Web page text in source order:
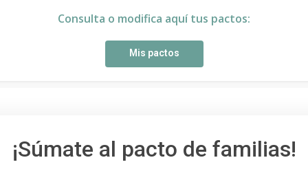
Consulta o modifica aquí tus pactos:
Mis pactos
¡Súmate al pacto de familias!